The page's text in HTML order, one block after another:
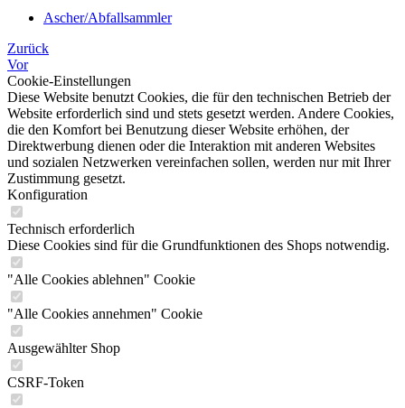
Ascher/Abfallsammler
Zurück
Vor
Cookie-Einstellungen
Diese Website benutzt Cookies, die für den technischen Betrieb der
Website erforderlich sind und stets gesetzt werden. Andere Cookies,
die den Komfort bei Benutzung dieser Website erhöhen, der
Direktwerbung dienen oder die Interaktion mit anderen Websites
und sozialen Netzwerken vereinfachen sollen, werden nur mit Ihrer
Zustimmung gesetzt.
Konfiguration
Technisch erforderlich
Diese Cookies sind für die Grundfunktionen des Shops notwendig.
"Alle Cookies ablehnen" Cookie
"Alle Cookies annehmen" Cookie
Ausgewählter Shop
CSRF-Token